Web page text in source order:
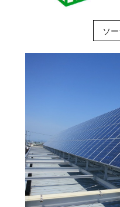
ソ